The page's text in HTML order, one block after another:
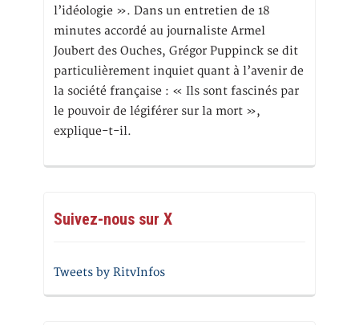
l’idéologie ». Dans un entretien de 18
minutes accordé au journaliste Armel
Joubert des Ouches, Grégor Puppinck se dit
particulièrement inquiet quant à l’avenir de
la société française : « Ils sont fascinés par
le pouvoir de légiférer sur la mort »,
explique-t-il.
Suivez-nous sur X
Tweets by RitvInfos